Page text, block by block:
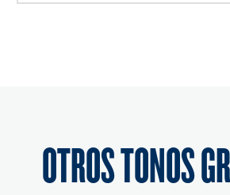
OTROS TONOS